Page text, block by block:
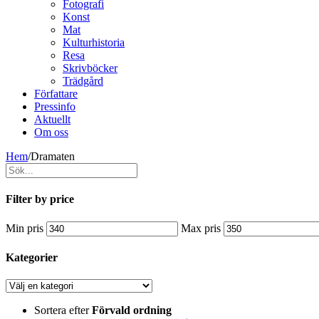
Fotografi
Konst
Mat
Kulturhistoria
Resa
Skrivböcker
Trädgård
Författare
Pressinfo
Aktuellt
Om oss
Hem/Dramaten
Filter by price
Min pris Max pris
Kategorier
Sortera efterFörvald ordning